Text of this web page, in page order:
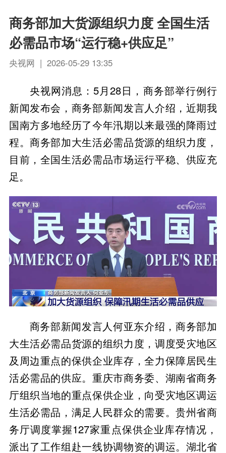
商务部加大货源组织力度 全国生活
必需品市场“运行稳+供应足”
央视网 | 2026-05-29 13:35
央视网消息：5月28日，商务部举行例行
新闻发布会，商务部新闻发言人介绍，近期我
国南方多地经历了今年汛期以来最强的降雨过
程。商务部加大生活必需品货源的组织力度，
目前，全国生活必需品市场运行平稳、供应充
足。
商务部新闻发言人何亚东介绍，商务部加
大生活必需品货源的组织力度，调度受灾地区
及周边重点的保供企业库存，全力保障居民生
活必需品的供应。重庆市商务委、湖南省商务
厅组织当地的重点保供企业，向受灾地区调运
生活必需品，满足人民群众的需要。贵州省商
务厅调度掌握127家重点保供企业库存情况，
派出了工作组赴一线协调物资的调运。湖北省